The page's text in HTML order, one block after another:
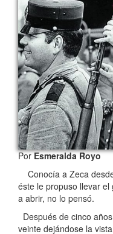
PorEsmeralda Royo
Conocía a Zeca
éste le propuso llevar
a abrir, no lo pensó.
Después de cinco
veinte dejándose la